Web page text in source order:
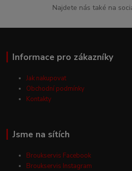
Najdete nás také na
Informace pro zákazníky
Jak nakupovat
Obchodní podmínky
Kontakty
Jsme na sítích
Broukservis Facebook
Broukservis Instagram